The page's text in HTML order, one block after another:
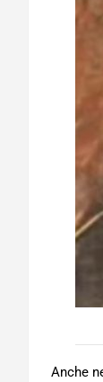
Anche